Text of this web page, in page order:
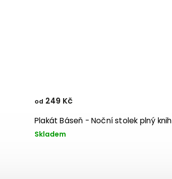
Plakát Báseň - Noční stolek plný knih
Skladem
od 249 Kč